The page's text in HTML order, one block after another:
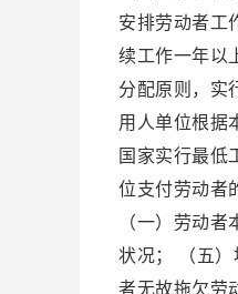
安排劳动者工
续工作一年以
分配原则，实
用人单位根据
国家实行最低
位支付劳动者
（一）劳动
状况； （五
者无故拖欠劳